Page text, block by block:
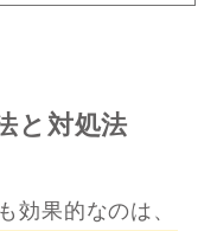
と対処法
効果的なのは、